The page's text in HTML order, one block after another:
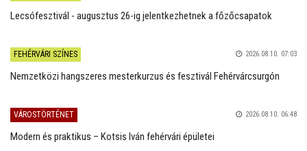
Lecsófesztivál - augusztus 26-ig jelentkezhetnek a főzőcsapatok
FEHÉRVÁRI SZÍNES 2026.08.10. 07:03
Nemzetközi hangszeres mesterkurzus és fesztivál Fehérvárcsurgón
VÁROSTÖRTÉNET 2026.08.10. 06:48
Modern és praktikus – Kotsis Iván fehérvári épületei